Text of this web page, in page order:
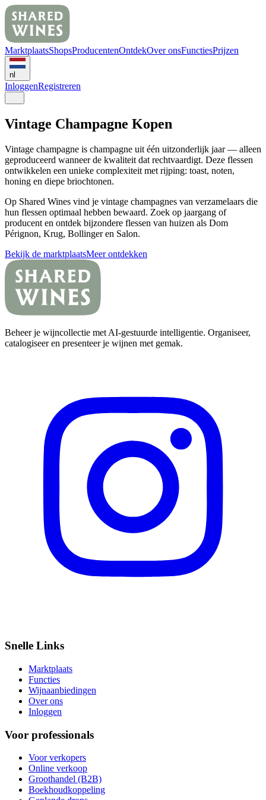
MarktplaatsShopsProducentenOntdekOver onsFunctiesPrijzen
nl
InloggenRegistreren
Vintage Champagne Kopen
Vintage champagne is champagne uit één uitzonderlijk jaar — alleen
geproduceerd wanneer de kwaliteit dat rechtvaardigt. Deze flessen
ontwikkelen een unieke complexiteit met rijping: toast, noten,
honing en diepe briochtonen.
Op Shared Wines vind je vintage champagnes van verzamelaars die
hun flessen optimaal hebben bewaard. Zoek op jaargang of
producent en ontdek bijzondere flessen van huizen als Dom
Pérignon, Krug, Bollinger en Salon.
Bekijk de marktplaatsMeer ontdekken
Beheer je wijncollectie met AI-gestuurde intelligentie. Organiseer,
catalogiseer en presenteer je wijnen met gemak.
Snelle Links
Marktplaats
Functies
Wijnaanbiedingen
Over ons
Inloggen
Voor professionals
Voor verkopers
Online verkoop
Groothandel (B2B)
Boekhoudkoppeling